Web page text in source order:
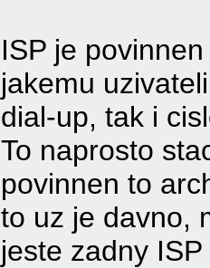
ISP je
jakemu
dial-up, tak i
To naprosto
povinnen to
to uz je davno,
jeste zadny